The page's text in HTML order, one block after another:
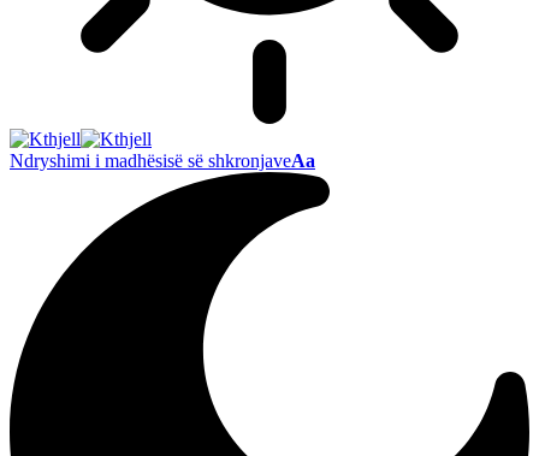
Ndryshimi i madhësisë së shkronjaveAa